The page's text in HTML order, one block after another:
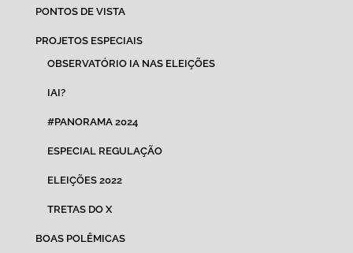
PONTOS DE VISTA
PROJETOS ESPECIAIS
OBSERVATÓRIO IA NAS ELEIÇÕES
IAI?
#PANORAMA 2024
ESPECIAL REGULAÇÃO
ELEIÇÕES 2022
TRETAS DO X
BOAS POLÊMICAS